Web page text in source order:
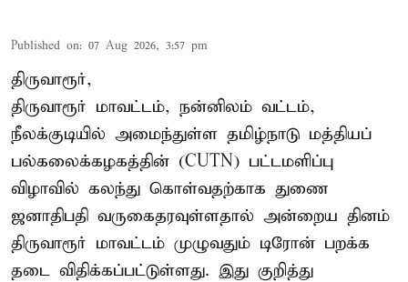
Published on: 07 Aug 2026, 3:57 pm
திருவாரூர்,
திருவாரூர் மாவட்டம், நன்னிலம் வட்டம்,
நீலக்குடியில் அமைந்துள்ள தமிழ்நாடு மத்தியப்
பல்கலைக்கழகத்தின் (CUTN) பட்டமளிப்பு
விழாவில் கலந்து கொள்வதற்காக துணை
ஜனாதிபதி வருகைதரவுள்ளதால் அன்றைய தினம்
திருவாரூர் மாவட்டம் முழுவதும் டிரோன் பறக்க
தடை விதிக்கப்பட்டுள்ளது. இது குறித்து